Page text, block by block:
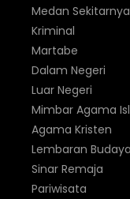
Medan Sekitarnya
Kriminal
Martabe
Dalam Negeri
Luar Negeri
Mimbar Agama
Agama Kristen
Lembaran Budaya
Sinar Remaja
Pariwisata